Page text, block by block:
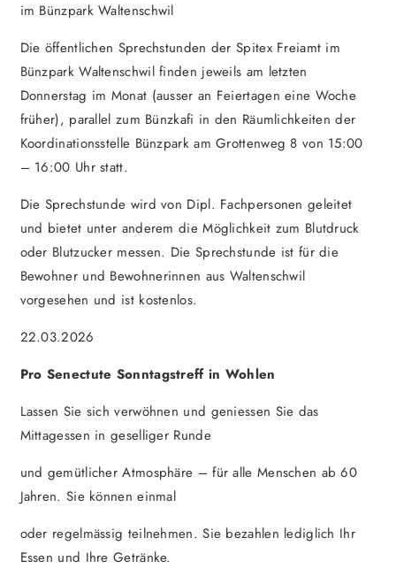
im Bünzpark Waltenschwil
Die öffentlichen Sprechstunden der Spitex Freiamt im
Bünzpark Waltenschwil finden jeweils am letzten
Donnerstag im Monat (ausser an Feiertagen eine Woche
früher), parallel zum Bünzkafi in den Räumlichkeiten der
Koordinationsstelle Bünzpark am Grottenweg 8 von 15:00
– 16:00 Uhr statt.
Die Sprechstunde wird von Dipl. Fachpersonen geleitet
und bietet unter anderem die Möglichkeit zum Blutdruck
oder Blutzucker messen. Die Sprechstunde ist für die
Bewohner und Bewohnerinnen aus Waltenschwil
vorgesehen und ist kostenlos.
22.03.2026
Pro Senectute Sonntagstreff in Wohlen
Lassen Sie sich verwöhnen und geniessen Sie das
Mittagessen in geselliger Runde
und gemütlicher Atmosphäre – für alle Menschen ab 60
Jahren. Sie können einmal
oder regelmässig teilnehmen. Sie bezahlen lediglich Ihr
Essen und Ihre Getränke.